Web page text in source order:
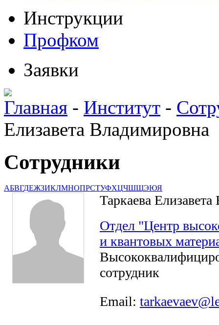
Инструкции
Профком
Заявки
Главная - Институт -
Елизавета Владимировна
Сотрудники
АБВГДЕЖЗИКЛМНОПРСТУФХЦЧШЩЭЮЯ
Таркаева
Отдел "Центр
и квантовых
сотрудник
Email: